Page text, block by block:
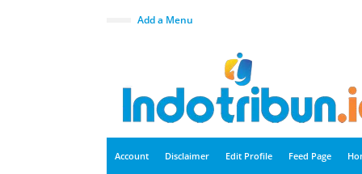
Add a Menu
Account Disclaimer Edit Profile Feed Page